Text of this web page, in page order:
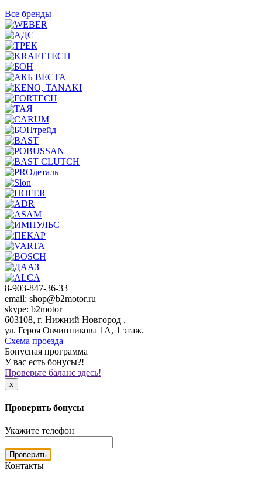
Все бренды
8-903-847-36-33
email: shop@b2motor.ru
skype: b2motor
603108, г. Нижний Новгород ,
ул. Героя Овчинникова 1А, 1 этаж.
Схема проезда
Бонусная программа
У вас есть бонусы?!
Проверьте баланс здесь!
x
Проверить бонусы
Укажите телефон
Проверить
Контакты